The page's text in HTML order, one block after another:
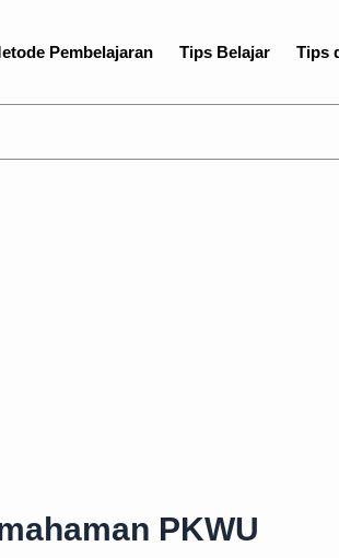
Pembelajaran Tips Belajar Tips
PKWU